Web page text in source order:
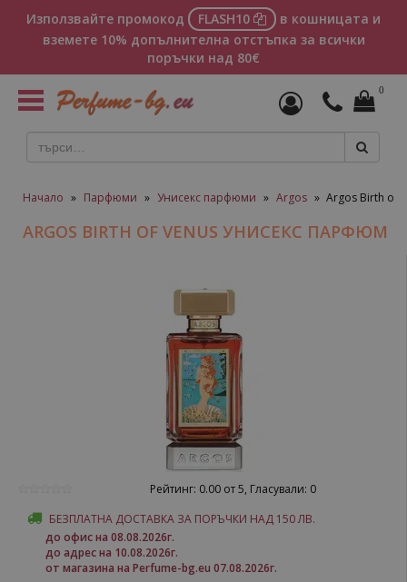
Използвайте промокод FLASH10
в кошницата и
вземете 10% допълнителна отстъпка за всички
поръчки над 80€
Toggle
navigation
0
Начало » Парфюми » Унисекс парфюми » Argos » Argos Birth of
ARGOS BIRTH OF VENUS УНИСЕКС ПАРФЮМ
Рейтинг: 0.00 от 5, Гласували: 0
БЕЗПЛАТНА ДОСТАВКА ЗА ПОРЪЧКИ НАД 150 ЛВ.
до офис на 08.08.2026г.
до адрес на 10.08.2026г.
от магазина на Perfume-bg.eu 07.08.2026г.